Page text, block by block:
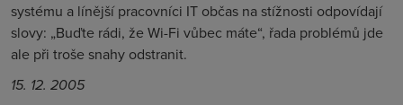
systému a línější pracovníci IT občas na stížnosti odpovídají
slovy: „Buďte rádi, že Wi-Fi vůbec máte“, řada problémů jde
ale při troše snahy odstranit.
15. 12. 2005